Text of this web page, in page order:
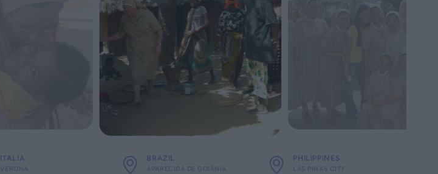
ITALIA
VERONA
BRAZIL
APARECIDA DE GOIÂNIA
PHILIPPINES
LAS PINAS CITY